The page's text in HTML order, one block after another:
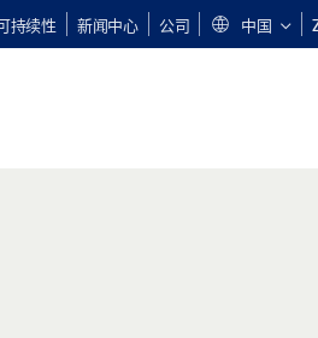
持续性 新闻中心 公司 中国